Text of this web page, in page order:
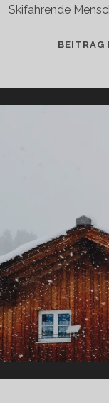
Skifahrende
BEITRAG